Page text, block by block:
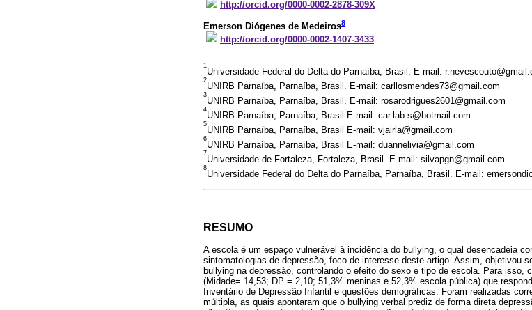
http://orcid.org/0000-0002-2878-309X
Emerson Diógenes de Medeiros8
http://orcid.org/0000-0002-1407-3433
1
Universidade Federal do Delta do Parnaíba, Brasil. E-mail:
2
UNIRB Parnaíba, Parnaíba, Brasil. E-mail: carllosmendes73@gmail.com
3
UNIRB Parnaíba, Parnaíba, Brasil. E-mail: rosarodrigues2601@gmail.com
4
UNIRB Parnaíba, Parnaíba, Brasil E-mail: car.lab.s@hotmail.com
5
UNIRB Parnaíba, Parnaíba, Brasil E-mail: vjairla@gmail.com
6
UNIRB Parnaíba, Parnaíba, Brasil E-mail: duannelivia@gmail.com
7
Universidade de Fortaleza, Fortaleza, Brasil. E-mail: silvapgn@gmail.com
8
Universidade Federal do Delta do Parnaíba, Parnaíba, Brasil. E-mail:
RESUMO
A escola é um espaço vulnerável à incidência do bullying, o qual desencadeia
sintomatologias de depressão, foco de interesse deste artigo. Assim, objetivou-
bullying na depressão, controlando o efeito do sexo e tipo de escola. Para isso,
(Midade= 14,53; DP = 2,10; 51,3% meninas e 52,3% escola pública) que
Inventário de Depressão Infantil e questões demográficas. Foram realizadas
múltipla, as quais apontaram que o bullying verbal prediz de forma direta